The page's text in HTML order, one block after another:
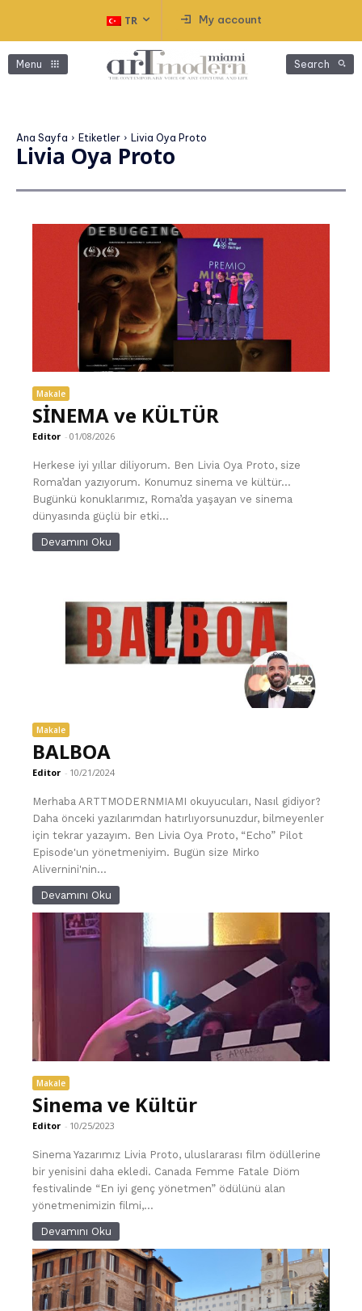
TR My account
Menu Search
Ana Sayfa Etiketler Livia Oya Proto
Livia Oya Proto
Makale
SİNEMA ve KÜLTÜR
Editor - 01/08/2026
Herkese iyi yıllar diliyorum. Ben Livia Oya Proto, size
Roma’dan yazıyorum. Konumuz sinema ve kültür...
Bugünkü konuklarımız, Roma’da yaşayan ve sinema
dünyasında güçlü bir etki...
Devamını Oku
Makale
BALBOA
Editor - 10/21/2024
Merhaba ARTTMODERNMIAMI okuyucuları, Nasıl gidiyor?
Daha önceki yazılarımdan hatırlıyorsunuzdur, bilmeyenler
için tekrar yazayım. Ben Livia Oya Proto, “Echo” Pilot
Episode'un yönetmeniyim. Bugün size Mirko
Alivernini'nin...
Devamını Oku
Makale
Sinema ve Kültür
Editor - 10/25/2023
Sinema Yazarımız Livia Proto, uluslararası film ödüllerine
bir yenisini daha ekledi. Canada Femme Fatale Diöm
festivalinde “En iyi genç yönetmen” ödülünü alan
yönetmenimizin filmi,...
Devamını Oku